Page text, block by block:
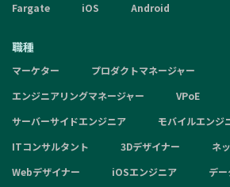
Fargate
iOS Android
職種
マーケター
プロダクトマネージャー
エンジニアリングマネージャー
VPoE
サーバーサイドエンジニア
モバイルエンジ
ITコンサルタント
3Dデザイナー
ネ
Webデザイナー
iOSエンジニア
デ